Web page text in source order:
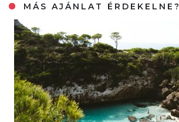
MÁS AJÁNLAT ÉRDEKELNE?